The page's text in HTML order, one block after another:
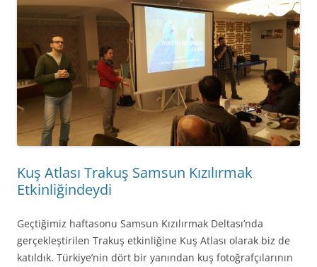
Kuş Atlası Trakuş Samsun Kızılırmak
Etkinliğindeydi
Geçtiğimiz haftasonu Samsun Kızılırmak Deltası’nda
gerçekleştirilen Trakuş etkinliğine Kuş Atlası olarak biz de
katıldık. Türkiye’nin dört bir yanından kuş fotoğrafçılarının